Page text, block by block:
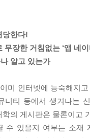
조적 가치를 적극적으
렇게 세대 간의 포용력
공유하는 문화를 넘어
되었다.
당한다!
장한 거침없는 ‘앱 네이
알고 있는가
미 인터넷에 능숙해지
니티 등에서 생겨나는
의 게시판은 물론이고
수 있을지 여부는 소재